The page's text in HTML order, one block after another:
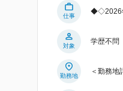
仕事
◆◇2026
対象
学歴不問
勤務地
＜勤務地